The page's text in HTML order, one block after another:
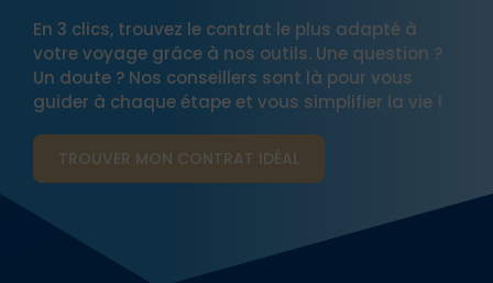
En 3 clics, trouvez le contrat le plus adapté à
votre voyage grâce à nos outils. Une question ?
Un doute ? Nos conseillers sont là pour vous
guider à chaque étape et vous simplifier la vie !
TROUVER MON CONTRAT​ IDÉAL